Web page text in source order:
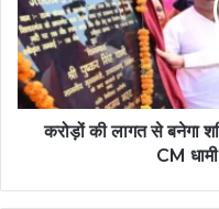
करोड़ों की लागत से बनेगा
CM